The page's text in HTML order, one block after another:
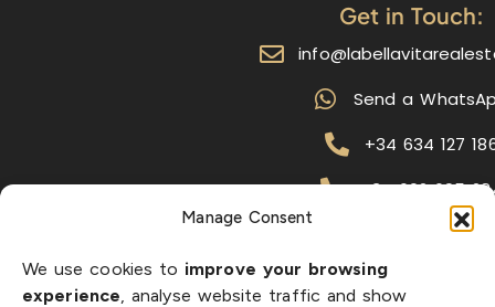
Manage Consent
We use cookies to improve your browsing
experience, analyse website traffic and show
Get in Touch:
Send a
+34 634 127
+34 602 695
Popular
properties with sea